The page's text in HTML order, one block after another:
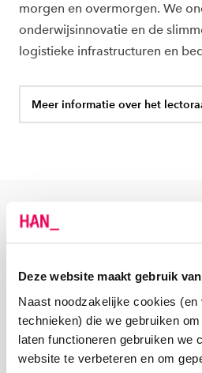
Deze website maakt gebruik
Naast noodzakelijke cookies (en
technieken) die we gebruiken
laten functioneren gebruiken we
website te verbeteren en om
morgen en overmorgen. We
onderwijsinnovatie en de
logistieke infrastructuren en
Meer informatie over het
NIEUWS